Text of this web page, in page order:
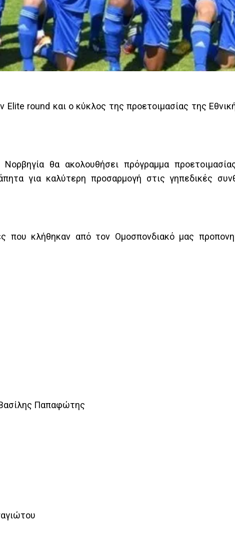
round και ο κύκλος της προετοιμασίας της
θα ακολουθήσει πρόγραμμα
για καλύτερη προσαρμογή στις γηπεδικές
που κλήθηκαν από τον Ομοσπονδιακό μας
Παπαφώτης